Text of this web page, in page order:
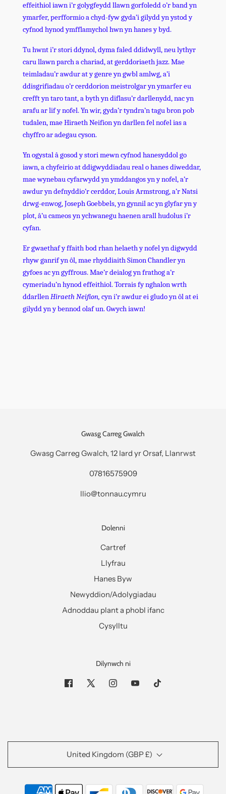
effeithiol iawn i’r golygfeydd llawn gorfoledd o’r band yn
ymarfer, perfformio a chyd-fyw gyda’i gilydd yn ystod y
cyfnod hynod ymfflamychol hwn yn hanes y byd.
Tu hwnt i’r stori ddynol, dyma faled ddidwyll, neu lythyr
caru llawn parch a chariad, at gerddoriaeth jazz. Mae
teimladau’r awdur at y genre yn gwbl amlwg, a’i
ddisgrifiadau o’r cerddorion meistrolgar yn ymarfer eu
crefft yn taro tant, a byth yn diflasu’r darllenydd, nac yn
arafu ar lif y nofel. Yn wir, gyda’r tyndra’n tagu bron pob
tudalen, mae Hiraeth Neifion yn darllen fel nofel ias a
chyffro ar adegau cyson.
Yn ogystal â gosod y stori mewn cyfnod hanesyddol go
iawn, a chyfeirio at ddigwyddiadau real o hanes diweddar,
mae wynebau cyfarwydd yn ymddangos yn y nofel, a’r
awdur yn defnyddio’r cerddor, Louis Armstrong, a’r Natsi
drwg-enwog, Joseph Goebbels, yn gynnil ac yn glyfar yn y
plot, â’u cameos yn ychwanegu haenen arall hudolus i’r
cyfan.
Er gwaethaf y ffaith bod rhan helaeth y nofel yn digwydd
rhyw ganrif yn ôl, mae rhyddiaith Simon Chandler yn
gyfoes ac yn gyffrous. Mae’r deialog yn frathog a’r
cymeriadu’n hynod effeithiol. Torrais fy nghalon wrth
ddarllenHiraeth Neifion, cyn i’r awdur ei gludo yn ôl at ei
gilydd yn y bennod olaf un. Gwych iawn!
Gwasg Carreg Gwalch
Gwasg Carreg Gwalch, 12 Iard yr Orsaf, Llanrwst
07816575909
llio@tonnau.cymru
Dolenni
Cartref
Llyfrau
Hanes Byw
Newyddion/Adolygiadau
Adnoddau plant a phobl ifanc
Cysylltu
Dilynwch ni
United Kingdom (GBP £)